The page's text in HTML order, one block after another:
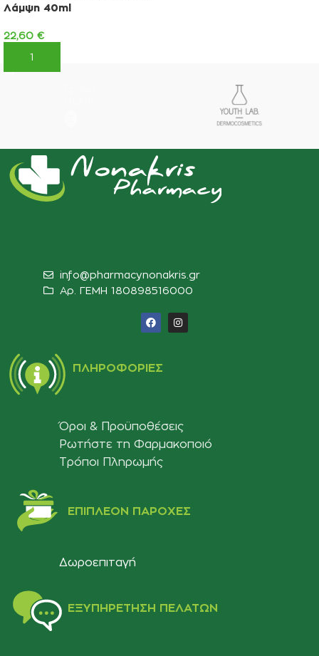
Λάμψη 40ml
22,60 €
ΠΡΟΣΘΉΚΗ ΣΤΟ ΚΑΛΆΘΙ
info@pharmacynonakris.gr
Αρ. ΓΕΜΗ 180898516000‬
ΠΛΗΡΟΦΟΡΊΕΣ
Όροι & Προϋποθέσεις
Ρωτήστε τη Φαρμακοποιό
Τρόποι Πληρωμής
ΕΠΙΠΛΈΟΝ ΠΑΡΟΧΈΣ
Δωροεπιταγή
ΕΞΥΠΗΡΈΤΗΣΗ ΠΕΛΑΤΏΝ